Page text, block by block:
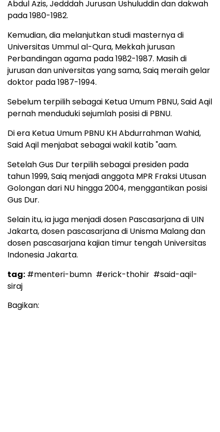
Abdul Azis, Jedddah Jurusan Ushuluddin dan dakwah
pada 1980-1982.
Kemudian, dia melanjutkan studi masternya di
Universitas Ummul al-Qura, Mekkah jurusan
Perbandingan agama pada 1982-1987. Masih di
jurusan dan universitas yang sama, Saiq meraih gelar
doktor pada 1987-1994.
Sebelum terpilih sebagai Ketua Umum PBNU, Said Aqil
pernah menduduki sejumlah posisi di PBNU.
Di era Ketua Umum PBNU KH Abdurrahman Wahid,
Said Aqil menjabat sebagai wakil katib "aam.
Setelah Gus Dur terpilih sebagai presiden pada
tahun 1999, Saiq menjadi anggota MPR Fraksi Utusan
Golongan dari NU hingga 2004, menggantikan posisi
Gus Dur.
Selain itu, ia juga menjadi dosen Pascasarjana di UIN
Jakarta, dosen pascasarjana di Unisma Malang dan
dosen pascasarjana kajian timur tengah Universitas
Indonesia Jakarta.
tag: #menteri-bumn #erick-thohir #said-aqil-
siraj
Bagikan: